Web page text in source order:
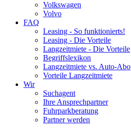
Volkswagen
Volvo
FAQ
Leasing - So funktionierts!
Leasing - Die Vorteile
Langzeitmiete - Die Vorteile
Begriffslexikon
Langzeitmiete vs. Auto-Abo
Vorteile Langzeitmiete
Wir
Suchagent
Ihre Ansprechpartner
Fuhrparkberatung
Partner werden